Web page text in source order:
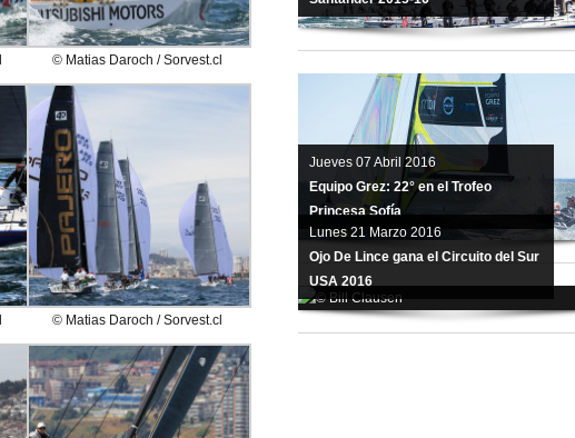
© Matias Daroch / Sorvest.cl
© Matias Daroch / Sorvest.cl
Jueves 07 Abril 2016
Equipo Grez: 22° en el Trofeo
Princesa Sofía
Lunes 21 Marzo 2016
Ojo De Lince gana el Circuito del Sur
USA 2016